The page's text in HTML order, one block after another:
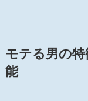
モテる男の特
能